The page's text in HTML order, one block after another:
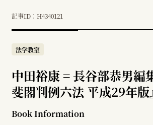
記事ID：H4340121
法学教室
中田裕康 = 長谷部恭男編
斐閣判例六法 平成29年版
Book Information